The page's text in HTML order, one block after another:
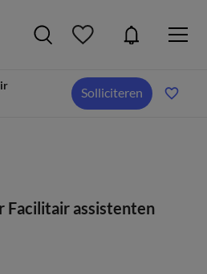
Solliciteren
Facilitair assistenten